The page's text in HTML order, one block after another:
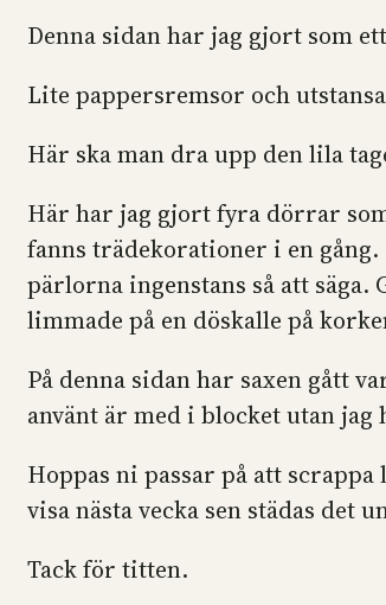
Denna sidan har jag gjort som
Lite pappersremsor och
Här ska man dra upp den lila
Här har jag gjort fyra dörrar
fanns trädekorationer i en
pärlorna ingenstans så att
limmade på en döskalle på
På denna sidan har saxen gått
använt är med i blocket utan jag
Hoppas ni passar på att
visa nästa vecka sen städas det
Tack för titten.